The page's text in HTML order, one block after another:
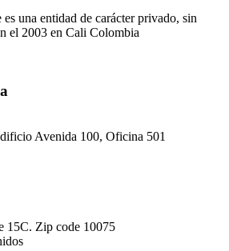
una entidad de carácter privado, sin
el 2003 en Cali Colombia
Avenida 100, Oficina 501
15C. Zip code 10075